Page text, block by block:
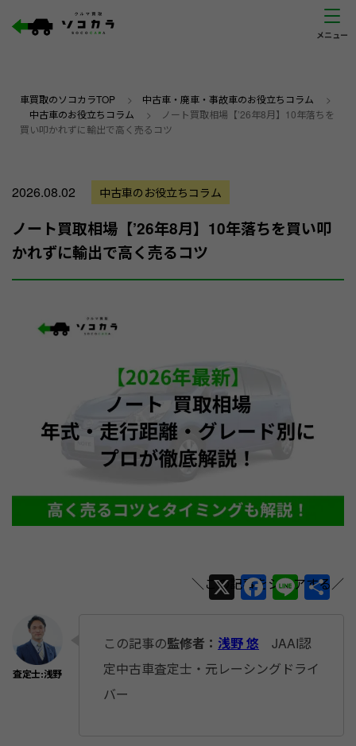
車買取のソコカラTOP > 中古車・廃車・事故車のお役立ちコラム >
中古車のお役立ちコラム >
ノート買取相場【’26年8月】10年落ちを
買い叩かれずに輸出で高く売るコツ
2026.08.02 中古車のお役立ちコラム
ノート買取相場【’26年8月】10年落ちを買い叩
かれずに輸出で高く売るコツ
X F
c
e
Li
e
共
この記事の監修者： 浅野 悠 JAAI認
定中古車査定士・元レーシングドライ
バー